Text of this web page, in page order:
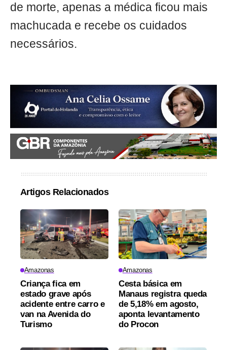
de morte, apenas a médica ficou mais
machucada e recebe os cuidados
necessários.
Artigos Relacionados
Amazonas
Criança fica em
estado grave após
acidente entre carro e
van na Avenida do
Turismo
Amazonas
Cesta básica em
Manaus registra queda
de 5,18% em agosto,
aponta levantamento
do Procon